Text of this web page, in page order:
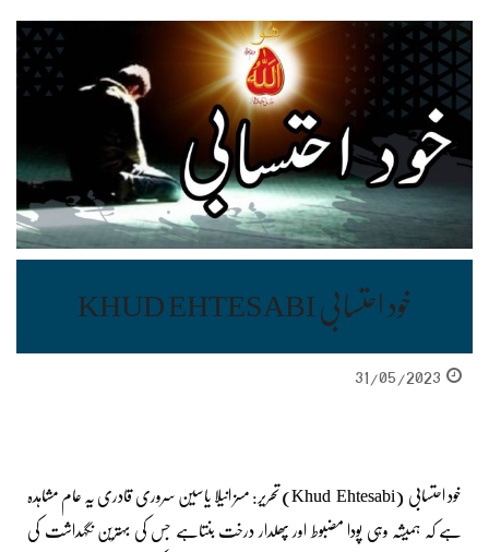
خود احتسابی KHUD EHTESABI
31/05/2023
خود احتسابی (Khud Ehtesabi) تحریر: مسز انیلا یاسین سروری قادری یہ عام مشاہدہ
ہے کہ ہمیشہ وہی پودا مضبوط اور پھلدار درخت بنتاہے جس کی بہترین نگہداشت کی